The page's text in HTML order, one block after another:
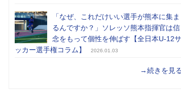
「なぜ、これだけいい選手が熊本に集ま
るんですか？」ソレッソ熊本指揮官は信
念をもって個性を伸ばす【全日本U-12サ
ッカー選手権コラム】
2026.01.03
→続きを見る